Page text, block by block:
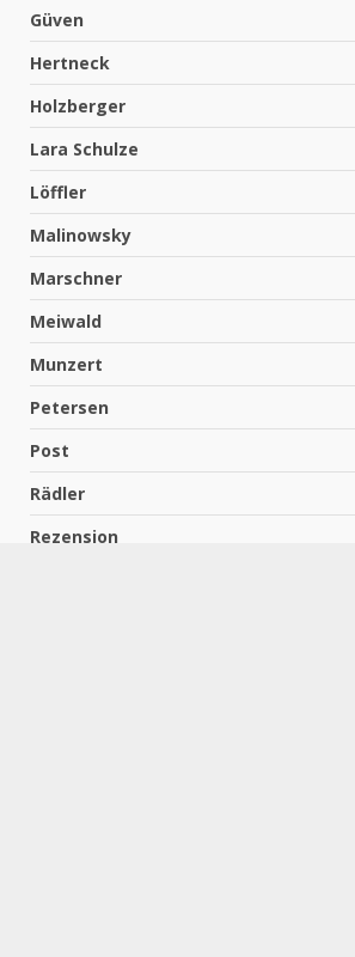
Güven
Hertneck
Holzberger
Lara Schulze
Löffler
Malinowsky
Marschner
Meiwald
Munzert
Petersen
Post
Rädler
Rezension